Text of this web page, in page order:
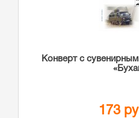
Конверт с
173